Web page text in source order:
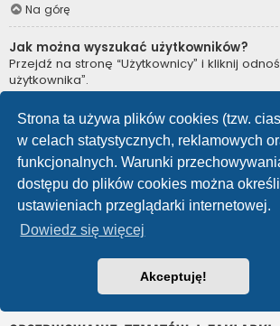
Strona ta używa plików cookies (tzw.
w celach statystycznych, reklamowych
funkcjonalnych. Warunki
dostępu do plików cookies można
ustawieniach przeglądarki internetowej.
Dowiedz się więcej
Akceptuję!
Na górę
Jak można wyszukać użytkowników?
Przejdź na stronę “Użytkownicy” i kliknij
użytkownika”.
Na górę
W jaki sposób można znaleźć swoje posty
Swoje posty można znaleźć, klikając
posty” znajdujący się w panelu zarządzania
odnośnik “Posty użytkownika” na stronie
wybierając „Twoje posty” z menu
górnym lewym rogu witryny. Jeśli chcesz
tematy, użyj strony wyszukiwania
z odpowiednich funkcji.